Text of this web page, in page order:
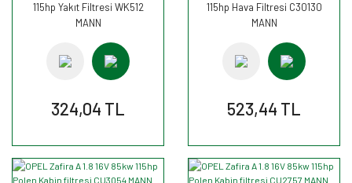
115hp Yakıt Filtresi WK512
MANN
324,04 TL
115hp Hava Filtresi C30130
MANN
523,44 TL